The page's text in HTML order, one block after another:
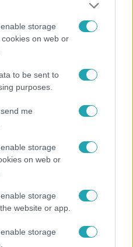
storage
on web or
to be sent to
purposes.
me
storage
on web or
storage
website or app.
storage